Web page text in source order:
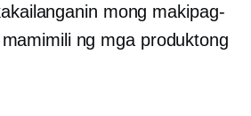
mong makipag-
ng mga produktong